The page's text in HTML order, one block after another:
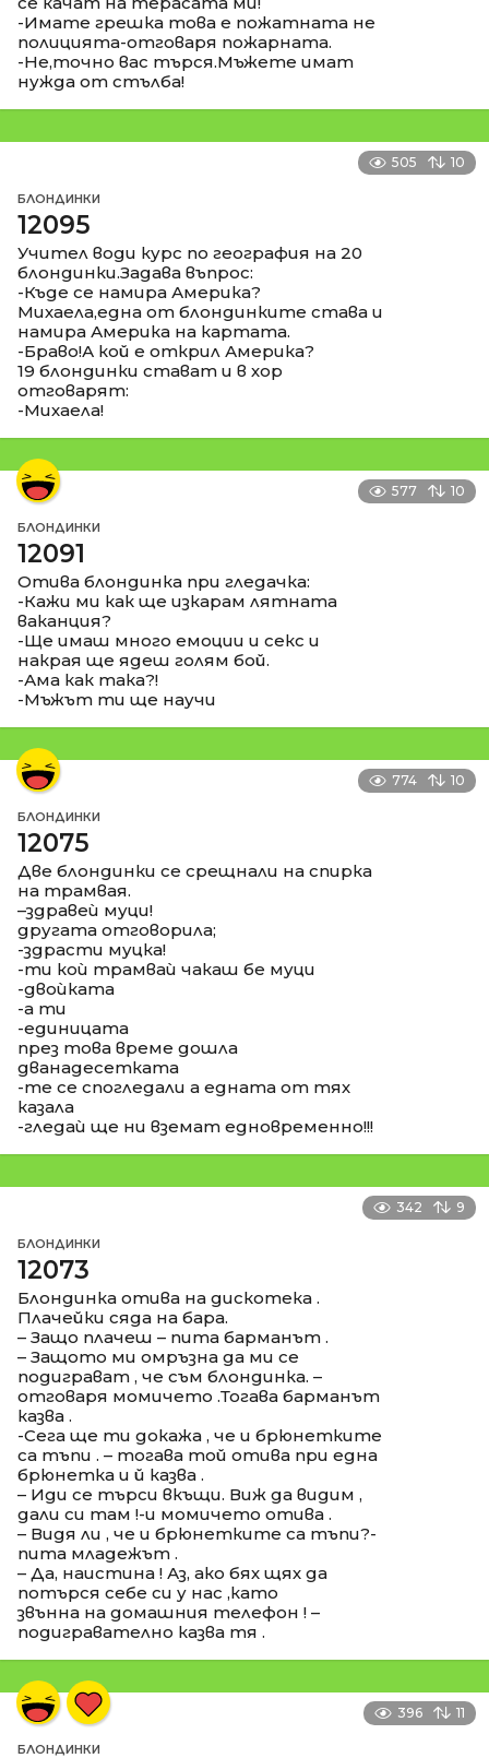
-Имате грешка това е пожатната не
полицията-отговаря пожарната.
-Не,точно вас търся.Мъжете имат
нужда от стълба!
505 10
БЛОНДИНКИ
12095
Учител води курс по география на 20
блондинки.Задава въпрос:
-Къде се намира Америка?
Михаела,една от блондинките става и
намира Америка на картата.
-Браво!А кой е открил Америка?
19 блондинки стават и в хор
отговарят:
-Михаела!
577 10
БЛОНДИНКИ
12091
Отива блондинка при гледачка:
-Кажи ми как ще изкарам лятната
ваканция?
-Ще имаш много емоции и секс и
накрая ще ядеш голям бой.
-Ама как така?!
-Мъжът ти ще научи
774 10
БЛОНДИНКИ
12075
Две блондинки се срещнали на спирка
на трамвая.
–здравеѝ муци!
другата отговорила;
-здрасти муцка!
-ти коѝ трамваѝ чакаш бе муци
-двоѝката
-а ти
-единицата
през това време дошла
дванадесетката
-те се спогледали а едната от тях
казала
-гледаѝ ще ни вземат едновременно!!!
342 9
БЛОНДИНКИ
12073
Блондинка отива на дискотека .
Плачейки сяда на бара.
– Защо плачеш – пита барманът .
– Защото ми омръзна да ми се
подиграват , че съм блондинка. –
отговаря момичето .Тогава барманът
казва .
-Сега ще ти докажа , че и брюнетките
са тъпи . – тогава той отива при една
брюнетка и й казва .
– Иди се търси вкъщи. Виж да видим ,
дали си там !-и момичето отива .
– Видя ли , че и брюнетките са тъпи?-
пита младежът .
– Да, наистина ! Аз, ако бях щях да
потърся себе си у нас ,като
звънна на домашния телефон ! –
подигравателно казва тя .
396 11
БЛОНДИНКИ